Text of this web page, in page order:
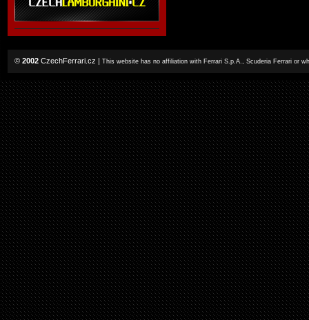
© 2002 CzechFerrari.cz | This website has no affiliation with Ferrari S.p.A., Scuderia Ferrari or